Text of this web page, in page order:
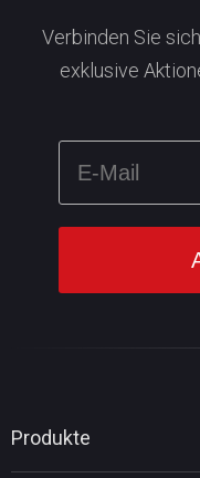
Verbinden Sie
exklusive
Produkte